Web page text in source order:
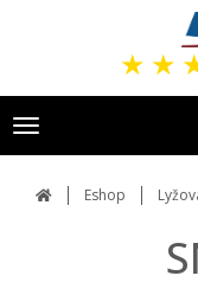
★ ★
Toggle
navigation
Eshop